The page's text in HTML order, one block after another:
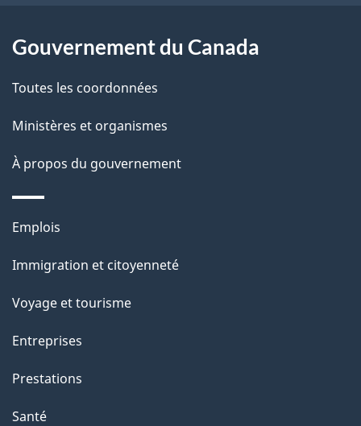
a
g
e
a
c
i
o
s
u
r
e
t
e
p
Gouvernement du Canada
Toutes les coordonnées
Ministères et organismes
À propos du gouvernement
Thèmes
sujets
Emplois
Immigration et citoyenneté
Voyage et tourisme
Entreprises
Prestations
Santé